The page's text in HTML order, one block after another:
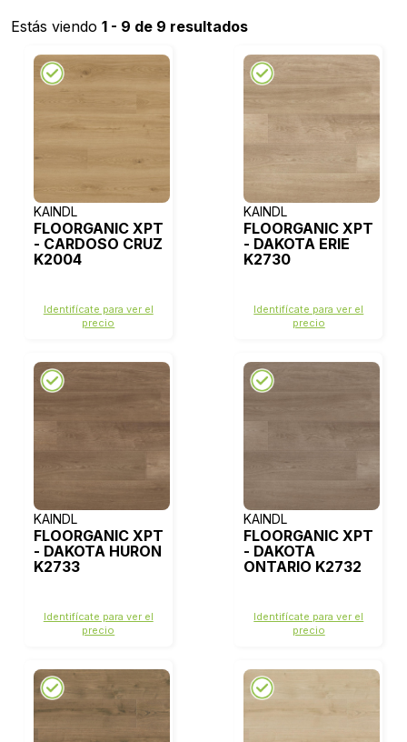
Estás viendo 1 - 9 de 9 resultados
KAINDL
FLOORGANIC XPT
- CARDOSO CRUZ
K2004
Identifícate para ver el
precio
KAINDL
FLOORGANIC XPT
- DAKOTA ERIE
K2730
Identifícate para ver el
precio
KAINDL
FLOORGANIC XPT
- DAKOTA HURON
K2733
Identifícate para ver el
precio
KAINDL
FLOORGANIC XPT
- DAKOTA
ONTARIO K2732
Identifícate para ver el
precio